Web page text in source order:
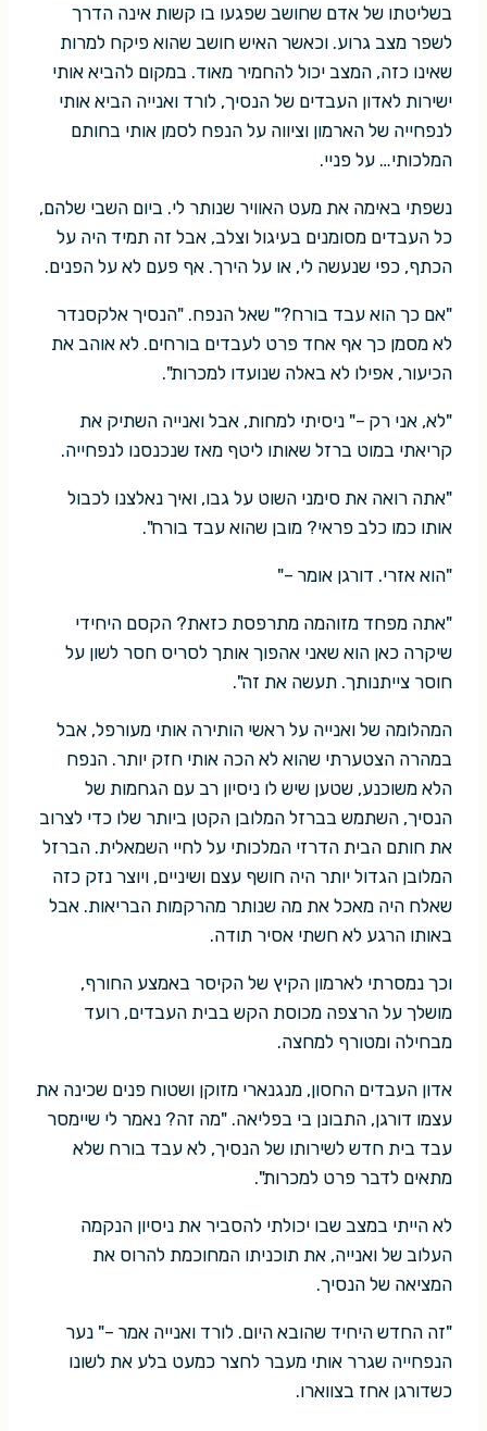
בשליטתו של אדם שחושב שפגעו בו קשות אינה הדרך
לשפר מצב גרוע. וכאשר האיש חושב שהוא פיקח למרות
שאינו כזה, המצב יכול להחמיר מאוד. במקום להביא אותי
ישירות לאדון העבדים של הנסיך, לורד ואנייה הביא אותי
לנפחייה של הארמון וציווה על הנפח לסמן אותי בחותם
המלכותי… על פניי.
נשפתי באימה את מעט האוויר שנותר לי. ביום השבי שלהם,
כל העבדים מסומנים בעיגול וצלב, אבל זה תמיד היה על
הכתף, כפי שנעשה לי, או על הירך. אף פעם לא על הפנים.
"אם כך הוא עבד בורח?" שאל הנפח. "הנסיך אלקסנדר
לא מסמן כך אף אחד פרט לעבדים בורחים. לא אוהב את
הכיעור, אפילו לא באלה שנועדו למכרות".
"לא, אני רק –" ניסיתי למחות, אבל ואנייה השתיק את
קריאתי במוט ברזל שאותו ליטף מאז שנכנסנו לנפחייה.
"אתה רואה את סימני השוט על גבו, ואיך נאלצנו לכבול
אותו כמו כלב פראי? מובן שהוא עבד בורח".
"הוא אזרי. דורגן אומר –"
"אתה מפחד מזוהמה מתרפסת כזאת? הקסם היחידי
שיקרה כאן הוא שאני אהפוך אותך לסריס חסר לשון על
חוסר צייתנותך. תעשה את זה".
המהלומה של ואנייה על ראשי הותירה אותי מעורפל, אבל
במהרה הצטערתי שהוא לא הכה אותי חזק יותר. הנפח
הלא משוכנע, שטען שיש לו ניסיון רב עם הגחמות של
הנסיך, השתמש בברזל המלובן הקטן ביותר שלו כדי לצרוב
את חותם הבית הדרזי המלכותי על לחיי השמאלית. הברזל
המלובן הגדול יותר היה חושף עצם ושיניים, ויוצר נזק כזה
שאלח היה מאכל את מה שנותר מהרקמות הבריאות. אבל
באותו הרגע לא חשתי אסיר תודה.
וכך נמסרתי לארמון הקיץ של הקיסר באמצע החורף,
מושלך על הרצפה מכוסת הקש בבית העבדים, רועד
מבחילה ומטורף למחצה.
אדון העבדים החסון, מנגנארי מזוקן ושטוח פנים שכינה את
עצמו דורגן, התבונן בי בפליאה. "מה זה? נאמר לי שיימסר
עבד בית חדש לשירותו של הנסיך, לא עבד בורח שלא
מתאים לדבר פרט למכרות".
לא הייתי במצב שבו יכולתי להסביר את ניסיון הנקמה
העלוב של ואנייה, את תוכניתו המחוכמת להרוס את
המציאה של הנסיך.
"זה החדש היחיד שהובא היום. לורד ואנייה אמר –" נער
הנפחייה שגרר אותי מעבר לחצר כמעט בלע את לשונו
כשדורגן אחז בצווארו.